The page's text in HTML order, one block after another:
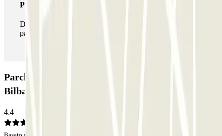
Pass illlimitato
Durante il tuo soggiorno potrai entrare e uscire dal
parcheggio tutte le volte che vorrai.
Parcheggio FLYPARK - P&R - Aeropuerto de
Bilbao: Opinioni
4.4